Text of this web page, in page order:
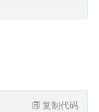
复制代码